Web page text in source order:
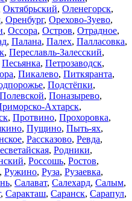
Октябрьский, Оленегорск,
, Оренбург, Орехово-Зуево,
, Оссора, Остров, Отрадное,
, Палана, Палех, Палласовка,
, Переславль-Залесский,
Песьянка, Петрозаводск,
, Пикалево, Питкяранта,
, Подстёпки,
Полевской, Поназырево,
Ахтарск,
, Протвино, Прохоровка,
, Пущино, Пыть-ях,
, Рассказово, Ревда,
, Родники,
, Россошь, Ростов,
, Ружино, Руза, Рузаевка,
, Салават, Салехард, Салым,
, Саракташ, Саранск, Сарапул,